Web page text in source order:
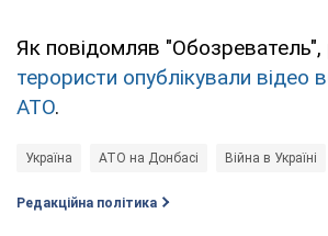
Як повідомляв "Обозреватель",
терористи опублікували відео
АТО.
Україна АТО на Донбасі Війна в Україні
Редакційна політика